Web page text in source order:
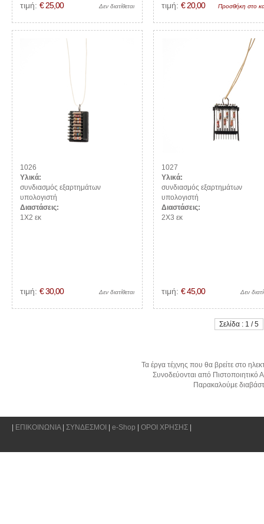
τιμή: € 25,00 Δεν διατίθεται τιμή: € 20,00 Προσθήκη στο
1026
Υλικά:
συνδιασμός εξαρτημάτων
υπολογιστή
Διαστάσεις:
1Χ2 εκ
τιμή: € 30,00 Δεν διατίθεται
1027
Υλικά:
συνδιασμός εξαρτημάτων
υπολογιστή
Διαστάσεις:
2Χ3 εκ
τιμή: € 45,00 Δεν
Σελίδα : 1 / 5
Τα έργα τέχνης που θα βρείτε στο
Συνοδεύονται από Πιστοποιητικό
Παρακαλούμε
ΕΠΙΚΟΙΝΩΝΙΑ| ΣΥΝΔΕΣΜΟΙ e-Shop ΟΡΟΙ ΧΡΗΣΗΣ